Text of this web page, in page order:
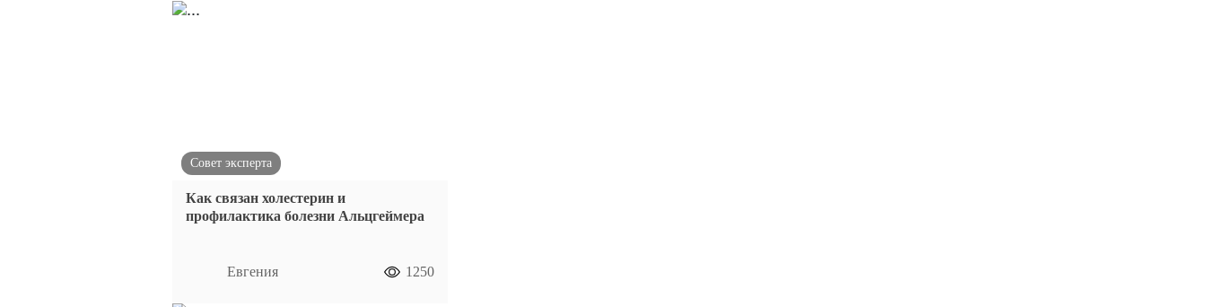
Совет эксперта
Как связан холестерин и
профилактика болезни Альцгеймера
Евгения 1250